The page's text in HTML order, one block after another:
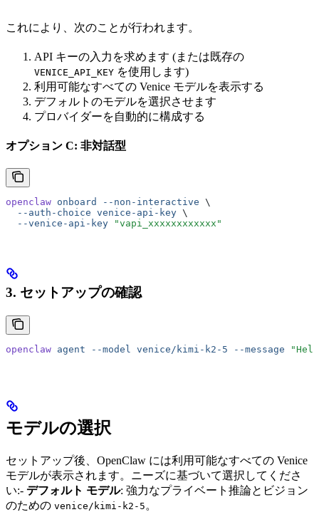
これにより、次のことが行われます。
API キーの入力を求めます (または既存の
VENICE_API_KEY を使用します)
利用可能なすべての Venice モデルを表示する
デフォルトのモデルを選択させます
プロバイダーを自動的に構成する
オプション C: 非対話型
openclaw onboard --non-interactive \
  --auth-choice
venice-api-key \
  --venice-api-key
"vapi_xxxxxxxxxxxx"
3. セットアップの確認
openclaw agent --model venice/kimi-k2-5 --message
モデルの選択
セットアップ後、OpenClaw には利用可能なすべての Venice
モデルが表示されます。ニーズに基づいて選択してくださ
い:- デフォルト モデル: 強力なプライベート推論とビジョン
のための venice/kimi-k2-5 。